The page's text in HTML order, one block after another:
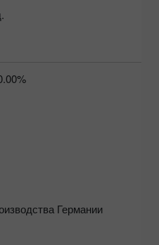
Германии